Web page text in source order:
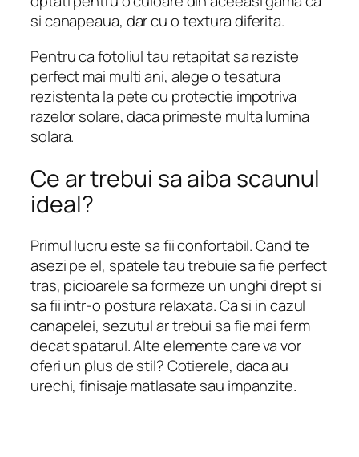
si canapeaua, dar cu o textura diferita.
Pentru ca fotoliul tau retapitat sa reziste
perfect mai multi ani, alege o tesatura
rezistenta la pete cu protectie impotriva
razelor solare, daca primeste multa lumina
solara.
Ce ar trebui sa aiba scaunul
ideal?
Primul lucru este sa fii confortabil. Cand te
asezi pe el, spatele tau trebuie sa fie perfect
tras, picioarele sa formeze un unghi drept si
sa fii intr-o postura relaxata. Ca si in cazul
canapelei, sezutul ar trebui sa fie mai ferm
decat spatarul. Alte elemente care va vor
oferi un plus de stil? Cotierele, daca au
urechi, finisaje matlasate sau impanzite.